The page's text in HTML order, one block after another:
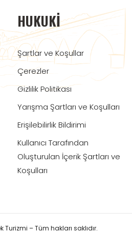
HUKUKI
Şartlar ve Koşullar
Çerezler
Gizlilik Politikası
Yarışma Şartları ve Koşulları
Erişilebilirlik Bildirimi
Kullanıcı Tarafından
Oluşturulan İçerik Şartları ve
Koşulları
Turizmi – Tüm hakları saklıdır.